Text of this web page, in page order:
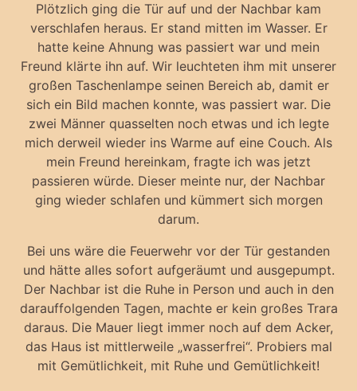
Plötzlich ging die Tür auf und der Nachbar kam
verschlafen heraus. Er stand mitten im Wasser. Er
hatte keine Ahnung was passiert war und mein
Freund klärte ihn auf. Wir leuchteten ihm mit unserer
großen Taschenlampe seinen Bereich ab, damit er
sich ein Bild machen konnte, was passiert war. Die
zwei Männer quasselten noch etwas und ich legte
mich derweil wieder ins Warme auf eine Couch. Als
mein Freund hereinkam, fragte ich was jetzt
passieren würde. Dieser meinte nur, der Nachbar
ging wieder schlafen und kümmert sich morgen
darum.
Bei uns wäre die Feuerwehr vor der Tür gestanden
und hätte alles sofort aufgeräumt und ausgepumpt.
Der Nachbar ist die Ruhe in Person und auch in den
darauffolgenden Tagen, machte er kein großes Trara
daraus. Die Mauer liegt immer noch auf dem Acker,
das Haus ist mittlerweile „wasserfrei“. Probiers mal
mit Gemütlichkeit, mit Ruhe und Gemütlichkeit!